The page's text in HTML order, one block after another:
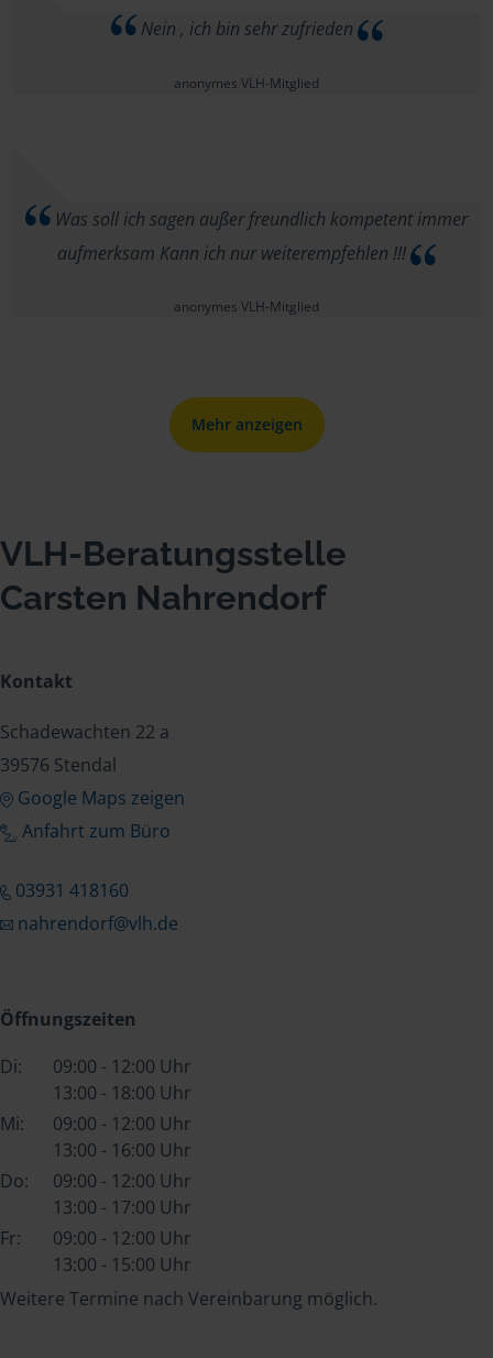
Nein , ich bin sehr zufrieden
anonymes VLH-Mitglied
Was soll ich sagen außer freundlich kompetent immer
aufmerksam Kann ich nur weiterempfehlen !!!
anonymes VLH-Mitglied
Mehr anzeigen
VLH-Beratungsstelle
Carsten Nahrendorf
Kontakt
Schadewachten 22 a
39576 Stendal
Google Maps zeigen
Anfahrt zum Büro
03931 418160
nahrendorf@vlh.de
Öffnungszeiten
Di:
09:00 - 12:00 Uhr
13:00 - 18:00 Uhr
Mi:
09:00 - 12:00 Uhr
13:00 - 16:00 Uhr
Do:
09:00 - 12:00 Uhr
13:00 - 17:00 Uhr
Fr:
09:00 - 12:00 Uhr
13:00 - 15:00 Uhr
Weitere Termine nach Vereinbarung möglich.